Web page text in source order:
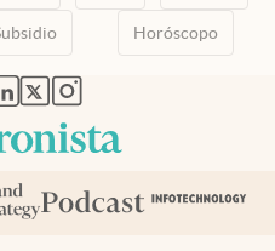
Horóscopo
nueva pestaña
en nueva pestaña
abre en nueva pestaña
abre en nueva pestaña
abre en nueva pestaña